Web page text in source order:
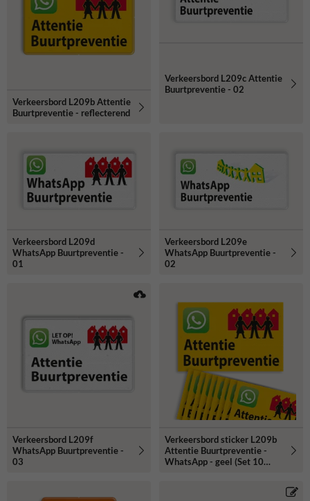
Verkeersbord L209b Attentie
Buurtpreventie - reflecterend
Verkeersbord L209c Attentie
Buurtpreventie - 02
Verkeersbord L209d
WhatsApp Buurtpreventie -
01
Verkeersbord L209e
WhatsApp Buurtpreventie -
02
Verkeersbord L209f
WhatsApp Buurtpreventie -
03
Verkeersbord sticker L209b
Attentie Buurtpreventie -
WhatsApp - geel (Set 10